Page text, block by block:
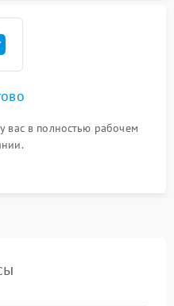
вас в полностью рабочем